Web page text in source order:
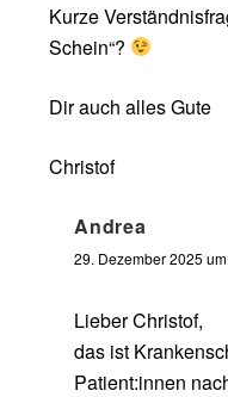
Kurze
Schein“?
Dir auch alles Gute
Christof
Andrea
29. Dezember 2025
Lieber Christof,
das ist
Patient:innen